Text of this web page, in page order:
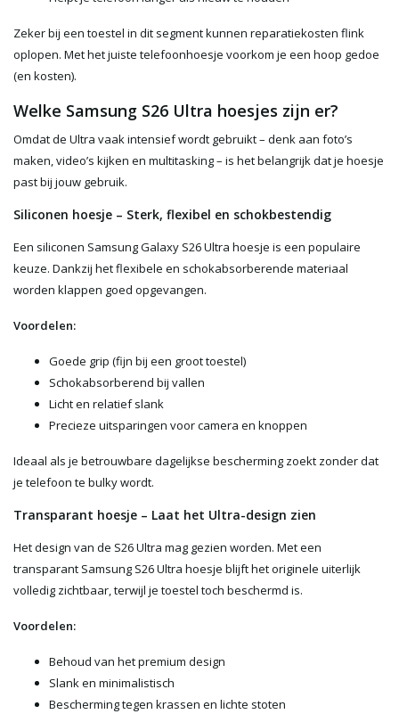
Zeker bij een toestel in dit segment kunnen reparatiekosten flink
oplopen. Met het juiste telefoonhoesje voorkom je een hoop gedoe
(en kosten).
Welke Samsung S26 Ultra hoesjes zijn er?
Omdat de Ultra vaak intensief wordt gebruikt – denk aan foto’s
maken, video’s kijken en multitasking – is het belangrijk dat je hoesje
past bij jouw gebruik.
Siliconen hoesje – Sterk, flexibel en schokbestendig
Een siliconen Samsung Galaxy S26 Ultra hoesje is een populaire
keuze. Dankzij het flexibele en schokabsorberende materiaal
worden klappen goed opgevangen.
Voordelen:
Goede grip (fijn bij een groot toestel)
Schokabsorberend bij vallen
Licht en relatief slank
Precieze uitsparingen voor camera en knoppen
Ideaal als je betrouwbare dagelijkse bescherming zoekt zonder dat
je telefoon te bulky wordt.
Transparant hoesje – Laat het Ultra-design zien
Het design van de S26 Ultra mag gezien worden. Met een
transparant Samsung S26 Ultra hoesje blijft het originele uiterlijk
volledig zichtbaar, terwijl je toestel toch beschermd is.
Voordelen:
Behoud van het premium design
Slank en minimalistisch
Bescherming tegen krassen en lichte stoten